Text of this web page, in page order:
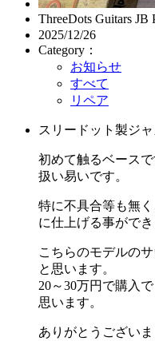
ThreeDots Guitars
2025/12/26
Category：
お知らせ
すべて
リペア
スリードット製ジ
初めて触るベース
扱い易いです。
特に不具合等も無
に仕上げる事ができ
こちらのモデルの
と思います。
20～30万円で購入
思います。
ありがとうござい